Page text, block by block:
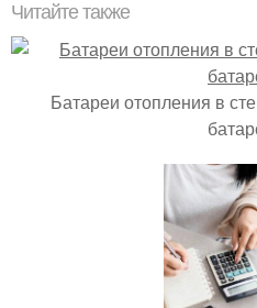
Читайте также
Батареи отопления в